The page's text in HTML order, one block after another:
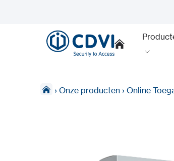
› Onze producten › Online